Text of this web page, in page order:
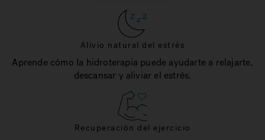
Alivio natural del estrés
Aprende cómo la hidroterapia puede ayudarte a relajarte,
descansar y aliviar el estrés.
Recuperación del ejercicio